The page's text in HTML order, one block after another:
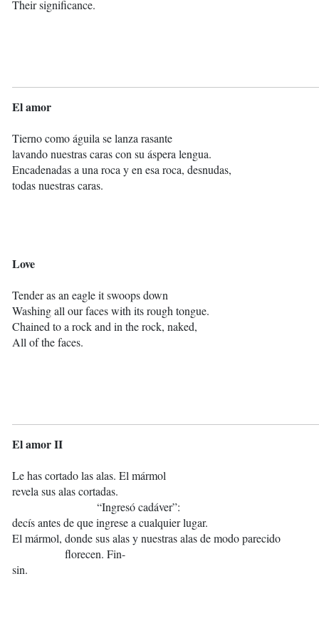
Their significance.
El amor
Tierno como águila se lanza rasante
lavando nuestras caras con su áspera lengua.
Encadenadas a una roca y en esa roca, desnudas,
todas nuestras caras.
Love
Tender as an eagle it swoops down
Washing all our faces with its rough tongue.
Chained to a rock and in the rock, naked,
All of the faces.
El amor II
Le has cortado las alas. El mármol
revela sus alas cortadas.
“Ingresó cadáver”:
decís antes de que ingrese a cualquier lugar.
El mármol, donde sus alas y nuestras alas de modo parecido
florecen. Fin-
sin.